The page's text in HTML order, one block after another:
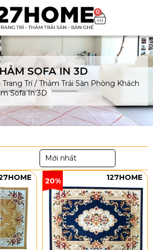
0
SOFA IN 3D
Trí/ Thảm Trải Sàn Phòng Khách
Sofa In 3D
Mới nhất
20% 127HOME